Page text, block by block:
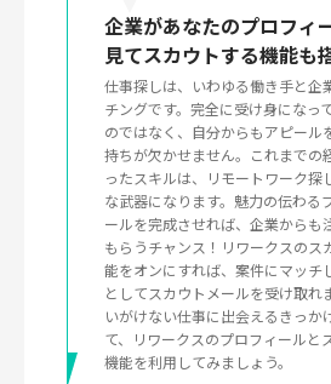
企業があなたのプロフィ
見てスカウトする機能も
仕事探しは、いわゆる働き手と企
チングです。完全に受け身になっ
のではなく、自分からもアピール
持ちが欠かせません。これまでの
ったスキルは、リモートワーク探
な武器になります。魅力の伝わる
ールを完成させれば、企業からも
もらうチャンス！リワークスのス
能をオンにすれば、案件にマッチ
としてスカウトメールを受け取れ
いがけない仕事に出会えるきっか
て、リワークスのプロフィールと
機能を利用してみましょう。